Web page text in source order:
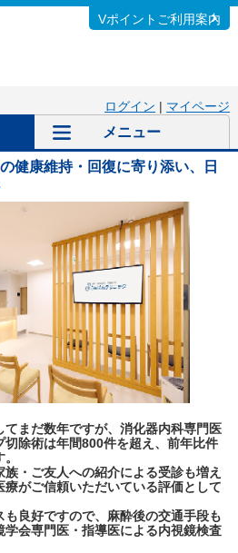
Vポイントご利用案内
ログイン | マイページ
メニュー
健康維持・回復に寄り添い、日
まだ数年ですが、消化器内科専門医
切除術は年間800件を超え、前年比件
・ご友人への紹介による受診も増え
がご信頼いただいている評価として
良好ですので、麻酔後の交通手段も
会専門医・指導医による内視鏡検査